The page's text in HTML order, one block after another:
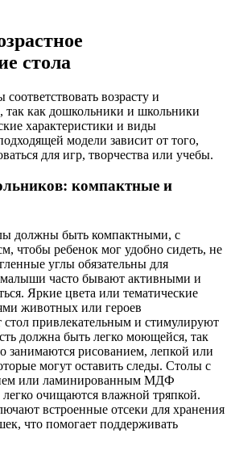
стола
возрасту и
так как дошкольники и школьники
характеристики и виды
модели зависит от того,
для игр, творчества или учебы.
компактные и
должны быть компактными, с
чтобы ребенок мог удобно сидеть, не
углы обязательны для
малыши часто бывают активными и
Яркие цвета или тематические
животных или героев
привлекательным и стимулируют
должна быть легко моющейся, так
занимаются рисованием, лепкой или
могут оставить следы. Столы с
или ламинированным МДФ
очищаются влажной тряпкой.
встроенные отсеки для хранения
что помогает поддерживать